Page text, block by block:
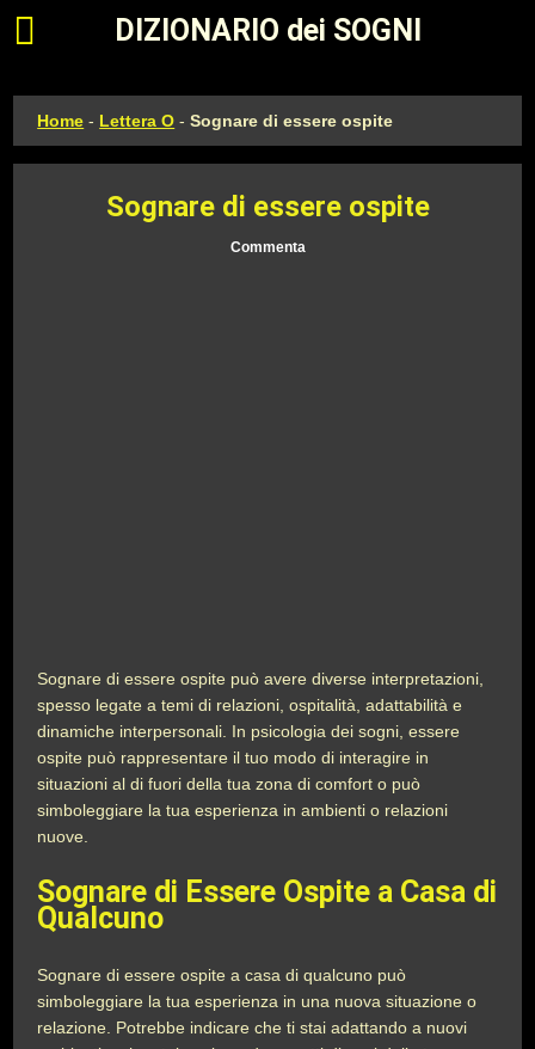
Apri il menu principale
DIZIONARIO dei SOGNI
Home - Lettera O -Sognare di essere ospite
Sognare di essere ospite
Commenta
Sognare di essere ospite può avere diverse interpretazioni,
spesso legate a temi di relazioni, ospitalità, adattabilità e
dinamiche interpersonali. In psicologia dei sogni, essere
ospite può rappresentare il tuo modo di interagire in
situazioni al di fuori della tua zona di comfort o può
simboleggiare la tua esperienza in ambienti o relazioni
nuove.
Sognare di Essere Ospite a Casa di
Qualcuno
Sognare di essere ospite a casa di qualcuno può
simboleggiare la tua esperienza in una nuova situazione o
relazione. Potrebbe indicare che ti stai adattando a nuovi